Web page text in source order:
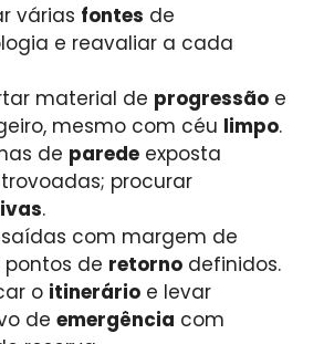
várias fontes de
e reavaliar a cada
material de progressão e
mesmo com céu limpo.
de parede exposta
procurar
.
saídas com margem de
pontos de retorno definidos.
o itinerário e levar
de emergência com